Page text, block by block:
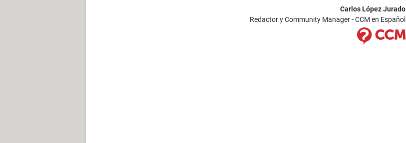
Carlos López Jurado
Redactor y Community Manager - CCM en Español